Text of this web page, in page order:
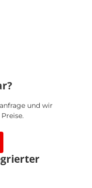
und wir